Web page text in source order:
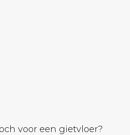
voor een gietvloer?